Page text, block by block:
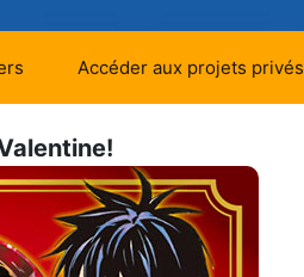
Accéder aux projets privés